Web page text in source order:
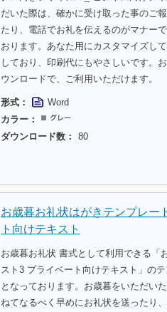
だいた際は、確かに受け取った事のご
たり、電話でお礼を伝えるのがマナー
おります。あなた用にカスタマイズし
しており、印刷代にもやさしいです。
ウンロードで、ご利用いただけます。
形式：
Word
カラー：
ダウンロード数：
80
お歳暮お礼状はがきテンプレー
ト向けテキスト
お歳暮お礼状 書式として利用できる「
スト3 プライベート向けテキスト」の
となっております。お歳暮をいただい
ねてなるべく早めにお礼状を送ったり